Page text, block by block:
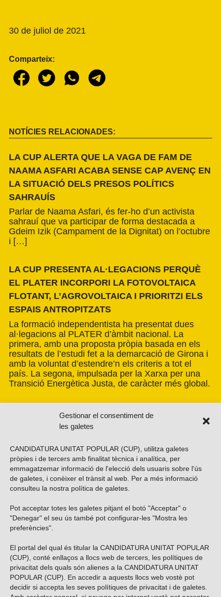
Gestionar el consentiment de
les galetes
CANDIDATURA UNITAT POPULAR (CUP), utilitza galetes
pròpies i de tercers amb finalitat tècnica i analítica, per
emmagatzemar informació de l'elecció dels usuaris sobre l'ús
de galetes, i conèixer el trànsit al web. Per a més informació
consulteu la nostra política de galetes
Pot acceptar totes les galetes pitjant el botó "Acceptar" o
"Denegar" el seu ús també pot configurar-les "Mostra les
preferències".
El portal del qual és titular la CANDIDATURA UNITAT POPULAR
(CUP), conté enllaços a llocs web de tercers, les polítiques de
privacitat dels quals són alienes a la CANDIDATURA UNITAT
POPULAR (CUP). En accedir a aquests llocs web vostè pot
decidir si accepta les seves polítiques de privacitat i de galetes.
30 de juliol de 2021
Comparteix:
NOTÍCIES RELACIONADES:
LA CUP ALERTA QUE LA VAGA DE FAM DE
NAAMA ASFARI ACABA SENSE CAP AVENÇ EN
LA SITUACIÓ DELS PRESOS POLÍTICS
SAHRAUÍS
Parlar de Naama Asfari, és fer-ho d’un activista
sahrauí que va participar de forma destacada a
Gdeim Izik (Campament de la Dignitat) on l’octubre
i […]
LA CUP PRESENTA AL·LEGACIONS PERQUÈ
EL PLATER INCORPORI LA FOTOVOLTAICA
FLOTANT, L’AGROVOLTAICA I PRIORITZI ELS
ESPAIS ANTROPITZATS
La formació independentista ha presentat dues
al·legacions al PLATER d’àmbit nacional. La
primera, amb una proposta pròpia basada en els
resultats de l’estudi fet a la demarcació de Girona i
amb la voluntat d’estendre’n els criteris a tot el
país. La segona, impulsada per la Xarxa per una
Transició Energètica Justa, de caràcter més global.
Vols subscriure’t al nostre butlletí?
ENVIAR
Troba’ns a les xarxes socials